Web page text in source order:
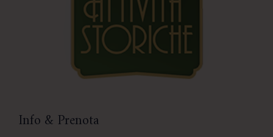
Info & Prenota